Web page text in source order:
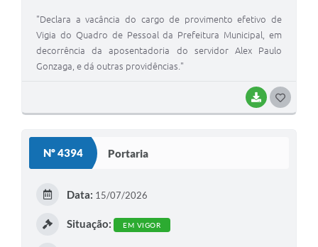
BAIXAR
"Declara a vacância do cargo de provimento efetivo de
Vigia do Quadro de Pessoal da Prefeitura Municipal, em
decorrência da aposentadoria do servidor Alex Paulo
Gonzaga, e dá outras providências."
Nº 4394 Portaria
Data: 15/07/2026
Situação: EM VIGOR